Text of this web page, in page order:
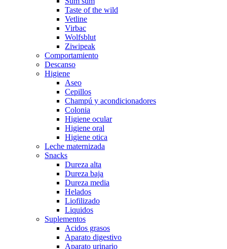
Taste of the wild
Vetline
Virbac
Wolfsblut
Ziwipeak
Comportamiento
Descanso
Higiene
Aseo
Cepillos
Champú y acondicionadores
Colonia
Higiene ocular
Higiene oral
Higiene otica
Leche maternizada
Snacks
Dureza alta
Dureza baja
Dureza media
Helados
Liofilizado
Liquidos
Suplementos
Acidos grasos
Aparato digestivo
Aparato urinario